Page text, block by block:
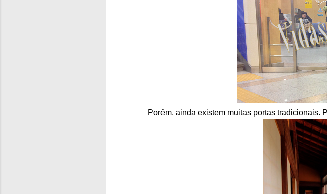
Porém, ainda existem muitas portas tradicionais.